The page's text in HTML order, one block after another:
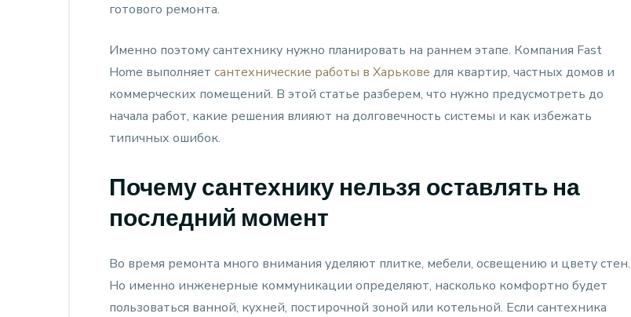
готового ремонта.
Именно поэтому сантехнику нужно планировать на раннем этапе. Компания Fast
Home выполняет сантехнические работы в Харькове для квартир, частных домов и
коммерческих помещений. В этой статье разберем, что нужно предусмотреть до
начала работ, какие решения влияют на долговечность системы и как избежать
типичных ошибок.
Почему сантехнику нельзя оставлять на
последний момент
Во время ремонта много внимания уделяют плитке, мебели, освещению и цвету стен.
Но именно инженерные коммуникации определяют, насколько комфортно будет
пользоваться ванной, кухней, постирочной зоной или котельной. Если сантехника